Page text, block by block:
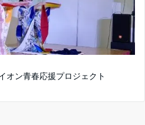
オン青春応援プロジェクト